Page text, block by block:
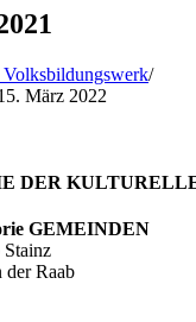
Volksbildungswerk
März 2022
DER
GEMEINDEN
Stainz
der Raab